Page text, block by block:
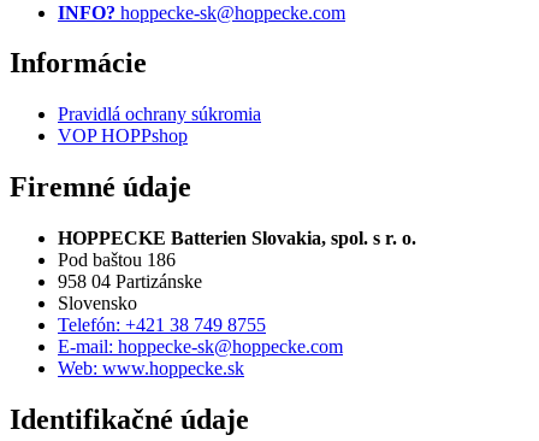
INFO? hoppecke-sk@hoppecke.com
Informácie
Pravidlá ochrany súkromia
VOP HOPPshop
Firemné údaje
HOPPECKE Batterien Slovakia, spol. s r. o.
Pod baštou 186
958 04 Partizánske
Slovensko
Telefón: +421 38 749 8755
E-mail: hoppecke-sk@hoppecke.com
Web: www.hoppecke.sk
Identifikačné údaje